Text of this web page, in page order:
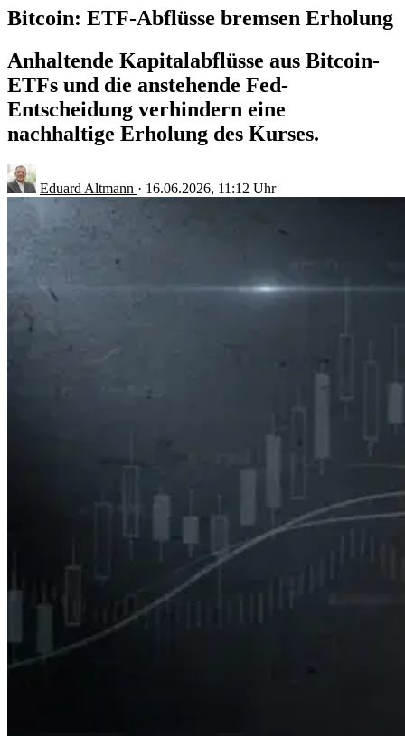
Bitcoin: ETF-Abflüsse bremsen Erholung
Anhaltende Kapitalabflüsse aus Bitcoin-
ETFs und die anstehende Fed-
Entscheidung verhindern eine
nachhaltige Erholung des Kurses.
Eduard Altmann · 16.06.2026, 11:12 Uhr